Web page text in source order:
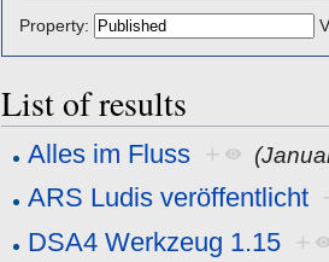
Property:
List of results
Alles im Fluss +
ARS Ludis veröffentlicht
DSA4 Werkzeug 1.15 +